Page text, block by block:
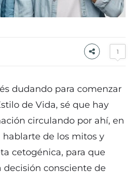
1
dudando para comenzar
de Vida, sé que hay
circulando por ahí, en
hablarte de los mitos y
cetogénica, para que
consciente de